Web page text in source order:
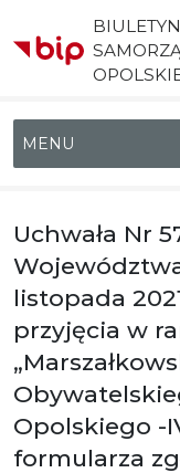
Menu główne
Uchwała Nr
listopada
przyjęcia w
Opolskiego -
formularza